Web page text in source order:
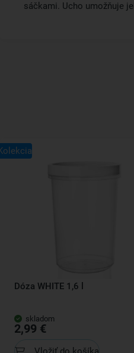
sáčkami. Ucho umožňuje
Dóza WHITE 1,6 l
skladom
2,99 €